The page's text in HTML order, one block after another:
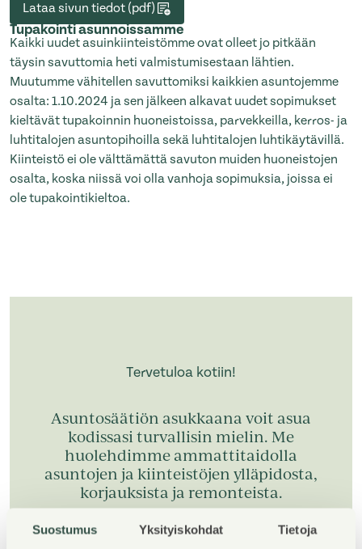
Suostumus Yksityiskohdat Tietoja
Lataa sivun tiedot (pdf)
Tupakointi asunnoissamme
Kaikki uudet asuinkiinteistömme ovat olleet jo pitkään
täysin savuttomia heti valmistumisestaan lähtien.
Muutumme vähitellen savuttomiksi kaikkien asuntojemme
osalta: 1.10.2024 ja sen jälkeen alkavat uudet sopimukset
kieltävät tupakoinnin huoneistoissa, parvekkeilla, kerros- ja
luhtitalojen asuntopihoilla sekä luhtitalojen luhtikäytävillä.
Kiinteistö ei ole välttämättä savuton muiden huoneistojen
osalta, koska niissä voi olla vanhoja sopimuksia, joissa ei
ole tupakointikieltoa.
Tervetuloa kotiin!
Asuntosäätiön asukkaana voit asua
kodissasi turvallisin mielin. Me
huolehdimme ammattitaidolla
asuntojen ja kiinteistöjen ylläpidosta,
korjauksista ja remonteista.